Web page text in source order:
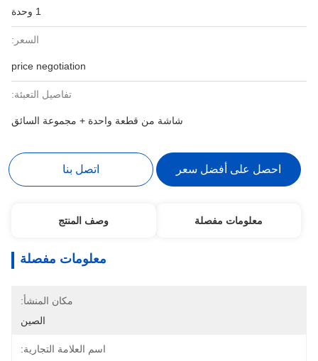
1 وحدة
السعر:
price negotiation
تفاصيل التعبئة:
شاشة من قطعة واحدة + مجموعة السائق
احصل على أفضل سعر اتصل بنا
معلومات مفصلة وصف المنتج
معلومات مفصلة
مكان المنشأ:
الصين
اسم العلامة التجارية: